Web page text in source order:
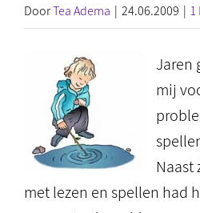
DoorTea Adema | 24.06.2009 | 1
Jaren
mij
met lezen en spellen had